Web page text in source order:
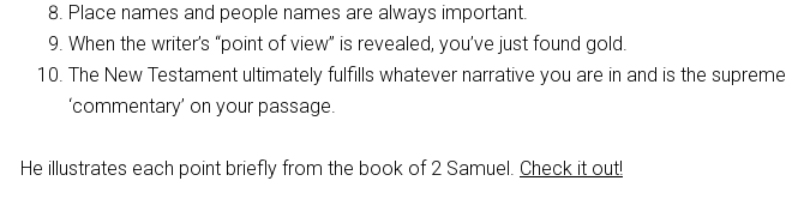
Place names and people names are always important.
When the writer’s “point of view” is revealed, you’ve just found gold.
The New Testament ultimately fulfills whatever narrative you are in and is the supreme
‘commentary’ on your passage.
He illustrates each point briefly from the book of 2 Samuel. Check it out!